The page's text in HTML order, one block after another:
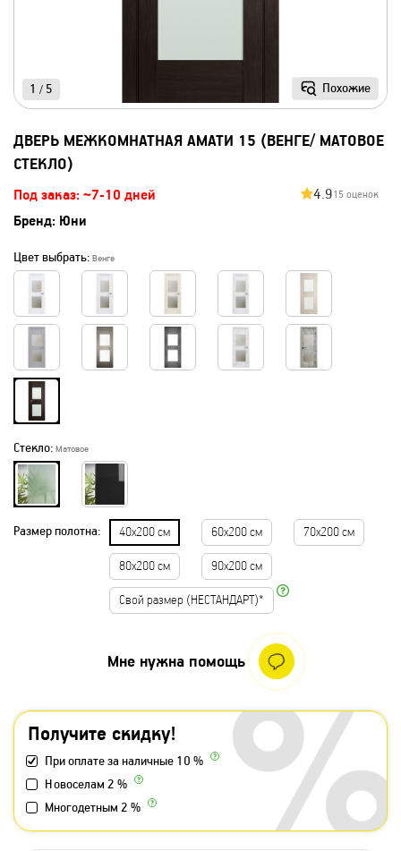
Похожие
1 / 5
ДВЕРЬ МЕЖКОМНАТНАЯ АМАТИ 15 (ВЕНГЕ/ МАТОВОЕ
СТЕКЛО)
Под заказ: ~7-10 дней 4.915 оценок
Бренд: Юни
Цвет выбрать: Венге
Стекло: Матовое
Размер полотна: 40х200 см 60х200 см 70х200 см
80х200 см 90х200 см
Свой размер (НЕСТАНДАРТ)*
Получите скидку!
При оплате за наличные 10 %
Новоселам 2 %
Многодетным 2 %
Мне нужна помощь